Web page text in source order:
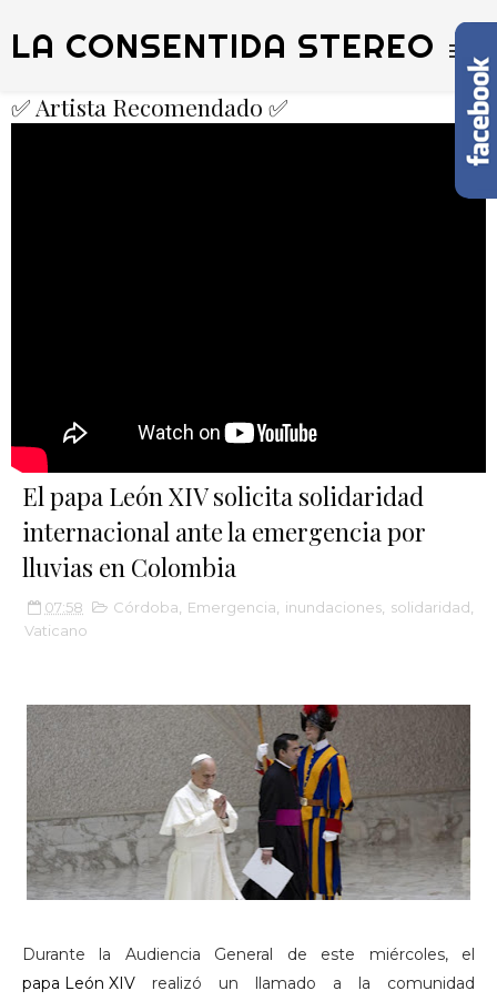
LA CONSENTIDA STEREO
✅ Artista Recomendado ✅
El papa León XIV solicita solidaridad
internacional ante la emergencia por
lluvias en Colombia
07:58 Córdoba Emergencia inundaciones solidaridad
Vaticano
Durante la Audiencia General de este miércoles, el
papa León XIV realizó un llamado a la comunidad